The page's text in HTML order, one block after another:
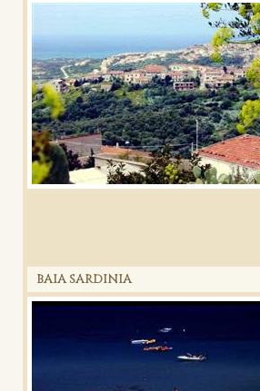
BAIA SARDINIA